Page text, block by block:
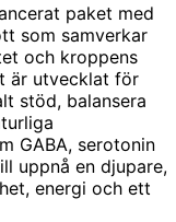
paket med
som samverkar
och kroppens
är utvecklat för
stöd, balansera
GABA, serotonin
uppnå en djupare,
energi och ett